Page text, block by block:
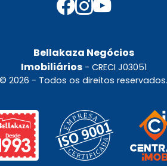
Bellakaza Negócios
Imobiliários- CRECI J03051
© 2026 - Todos os direitos reservados.